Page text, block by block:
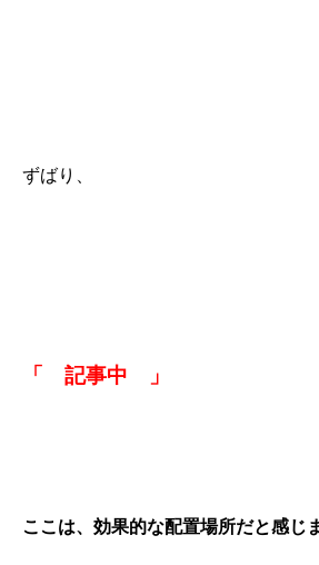
ずばり、
「 記事中 」
ここは、効果的な配置場所だと感じま